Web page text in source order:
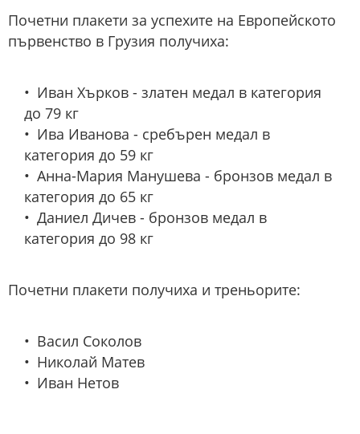
Почетни плакети за успехите на Европейското
първенство в Грузия получиха:
Иван Хърков - златен медал в категория
до 79 кг
Ива Иванова - сребърен медал в
категория до 59 кг
Анна-Мария Манушева - бронзов медал в
категория до 65 кг
Даниел Дичев - бронзов медал в
категория до 98 кг
Почетни плакети получиха и треньорите:
Васил Соколов
Николай Матев
Иван Нетов